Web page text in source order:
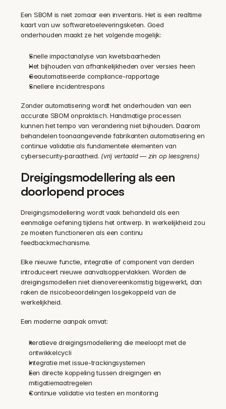
Een SBOM is niet zomaar een inventaris. Het is een realtime
kaart van uw softwaretoeleveringsketen. Goed
onderhouden maakt ze het volgende mogelijk:
Snelle impactanalyse van kwetsbaarheden
Het bijhouden van afhankelijkheden over versies heen
Geautomatiseerde compliance-rapportage
Snellere incidentrespons
Zonder automatisering wordt het onderhouden van een
accurate SBOM onpraktisch. Handmatige processen
kunnen het tempo van verandering niet bijhouden. Daarom
behandelen toonaangevende fabrikanten automatisering en
continue validatie als fundamentele elementen van
cybersecurity-paraatheid. (vrij vertaald — zin op leesgrens)
Dreigingsmodellering als een
doorlopend proces
Dreigingsmodellering wordt vaak behandeld als een
eenmalige oefening tijdens het ontwerp. In werkelijkheid zou
ze moeten functioneren als een continu
feedbackmechanisme.
Elke nieuwe functie, integratie of component van derden
introduceert nieuwe aanvalsoppervlakken. Worden de
dreigingsmodellen niet dienovereenkomstig bijgewerkt, dan
raken de risicobeoordelingen losgekoppeld van de
werkelijkheid.
Een moderne aanpak omvat:
Iteratieve dreigingsmodellering die meeloopt met de
ontwikkelcycli
Integratie met issue-trackingsystemen
Een directe koppeling tussen dreigingen en
mitigatiemaatregelen
Continue validatie via testen en monitoring